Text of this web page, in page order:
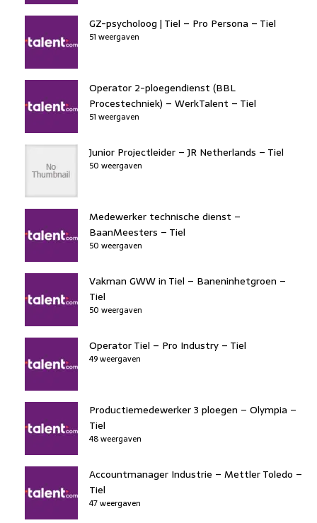
GZ-psycholoog | Tiel – Pro Persona – Tiel
51 weergaven
Operator 2-ploegendienst (BBL
Procestechniek) – WerkTalent – Tiel
51 weergaven
Junior Projectleider – JR Netherlands – Tiel
50 weergaven
Medewerker technische dienst –
BaanMeesters – Tiel
50 weergaven
Vakman GWW in Tiel – Baneninhetgroen –
Tiel
50 weergaven
Operator Tiel – Pro Industry – Tiel
49 weergaven
Productiemedewerker 3 ploegen – Olympia –
Tiel
48 weergaven
Accountmanager Industrie – Mettler Toledo –
Tiel
47 weergaven